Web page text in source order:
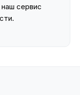
сервис